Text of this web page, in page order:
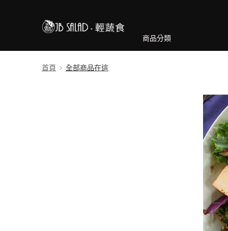
商品分類
首頁 全部商品在這